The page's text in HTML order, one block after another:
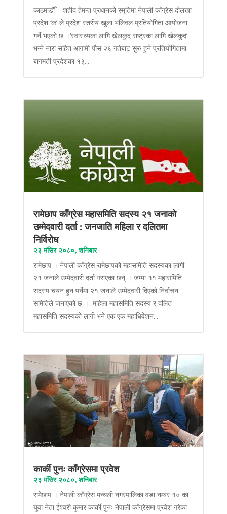
काठमाडौँ – शहीद हेमन्त प्रधानको स्मृतिमा नेपाली काँग्रेस दोलखा
प्रदेश ‘क’ ले प्रदेश स्तरीय खुला भलिवल प्रतियोगिता आयोजना
गर्ने भएको छ ।‘स्वास्थ्यका लागि खेलकुद राष्ट्रका लागि खेलकुद’
भन्ने नारा सहित आगामी पौस २६ गतेबाट सुरु हुने प्रतियोगितामा
बागमती प्रदेशका १३...
रामेछाप काँग्रेस महासमिति सदस्य २१ जनाको
उम्मेदवारी दर्ता : जनजाति महिला र दलितमा
निर्विरोध
२३ मंसिर २०८०, शनिबार
रामेछाप । नेपाली काँग्रेस रामेछापको महासमिति सदस्यका लागी
२१ जनाले उम्मेदवारी दर्ता गराएका छन् । जम्मा ११ महासमिति
सदस्य चयन हुन पर्नेमा २१ जनाले उम्मेदवारी दिएको निर्वाचन
समितिले जनाएको छ । महिला महासमिति सदस्य र दलित
महासमिति सदस्यको लागी भने एक एक महाधिवेशन...
कार्की पुनः काँग्रेसमा प्रवेश
२३ मंसिर २०८०, शनिबार
रामेछाप । नेपाली काँग्रेस मन्थली नगरपालिका वडा नम्बर १० का
युवा नेता ईश्वरी कुमार कार्की पुनः नेपाली काँग्रेसमा प्रवेश गरेका